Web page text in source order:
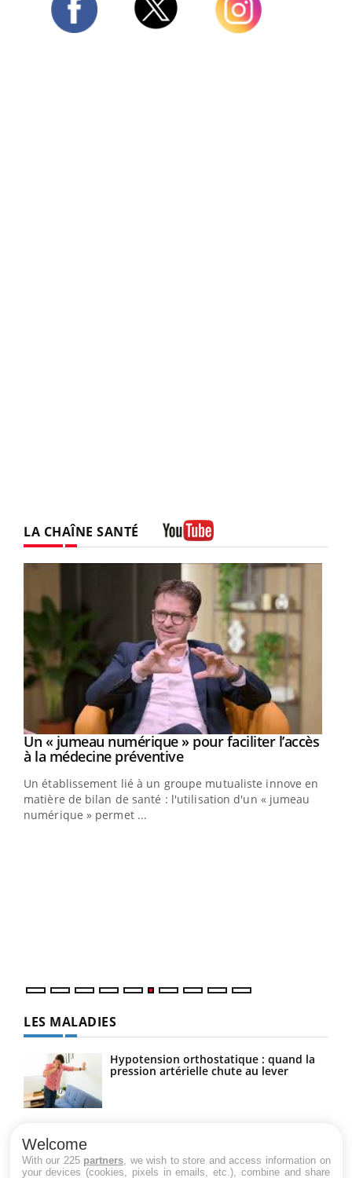
LA CHAÎNE SANTÉ
Youtube
Un « jumeau numérique » pour faciliter l’accès
à la médecine préventiveYoutube
Un établissement lié à un groupe mutualiste innove en
matière de bilan de santé : l'utilisation d'un « jumeau
numérique » permet ...
LES MALADIES
Hypotension orthostatique : quand la
pression artérielle chute au lever
Welcome
With our 225 partners , we wish to store and access information on
your devices (cookies, pixels in emails, etc.), combine and share